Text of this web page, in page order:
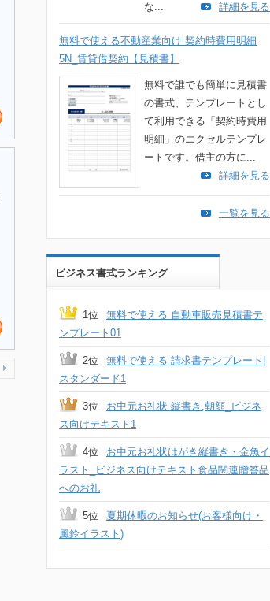
な...
詳細を見る
無料で使える不動産業向け 契約時費用明細
5N_賃貸借契約【見積書】
無料で誰でも簡単に見積書
の書式、テンプレートとし
て利用できる「契約時費用
明細」のエクセルテンプレ
ートです。借主の方に...
詳細を見る
一覧を見る
ビジネス書式ランキング
1位
無料で使える 自動車販売見積書テ
ンプレート01
2位
無料で使える 請求書テンプレート|
スタンダード1
3位
お中元お礼状 縦書き,朝顔_ビジネ
ス向けテキスト1
4位
お中元お礼状はがき縦書き・金魚イ
ラスト_ビジネス向けテキスト食品関連贈答品
へのお礼
5位
夏期休暇のお知らせ(お客様向け・
風鈴イラスト)